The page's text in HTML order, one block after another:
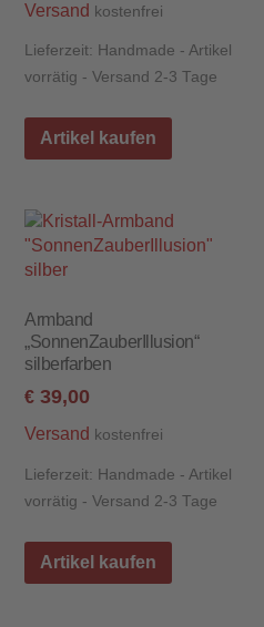
Versand kostenfrei
Lieferzeit: Handmade - Artikel
vorrätig - Versand 2-3 Tage
Artikel kaufen
Armband
„SonnenZauberIllusion“
silberfarben
€ 39,00
Versand kostenfrei
Lieferzeit: Handmade - Artikel
vorrätig - Versand 2-3 Tage
Artikel kaufen